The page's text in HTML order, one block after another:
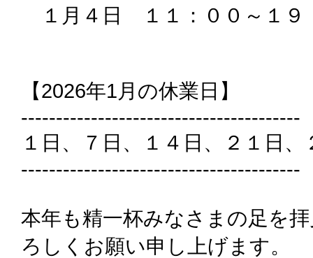
１月４日 １１：００～１９
【2026年1月の休業日】
----------------------------------------
１日、７日、１４日、２１日、
----------------------------------------
本年も精一杯みなさまの足を
ろしくお願い申し上げます。